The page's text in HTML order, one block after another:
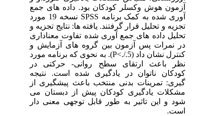
آزمون هوش وکسلر کودکان بود. داده های جمع
آوری شده به کمک برنامه SPSS نسخه 19 مورد
تجزیه و تحلیل قرار گرفتند. یافته ها: نتایج تجزیه و
تحلیل داده های جمع آوری شده تفاوت معناداری
در نمرات پس آزمون بین گروه های آزمایش و
کنترل نشان داد (P<./.5). به نحوی که برنامه مورد
نظر باعث ارتقای سطح روانی- حرکتی در
کودکان ناتوان در یادگیری شده است. نتیجه
گیری: تمرینات بدنی منتخب باعث پیشگیری از
مشکلات یادگیری کودکان پیش از دبستان می
شود و این تاثیر به طور قابل توجهی معنی دار
است.